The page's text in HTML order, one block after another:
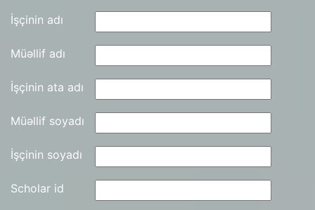
İşçinin adı
Müəllif adı
İşçinin ata adı
Müəllif soyadı
İşçinin soyadı
Scholar id